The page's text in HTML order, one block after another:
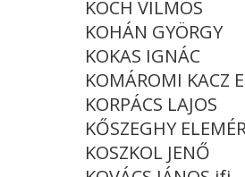
KOCH VILMOS
KOHÁN GYÖRGY
KOKAS IGNÁC
KOMÁROMI KACZ
KORPÁCS LAJOS
KŐSZEGHY
KOSZKOL JENŐ